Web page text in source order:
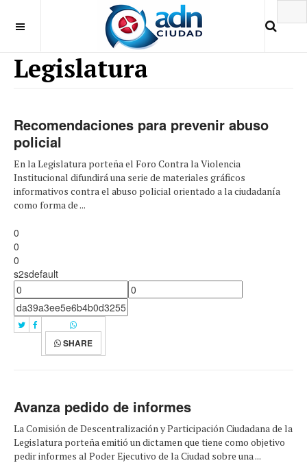
Legislatura
Recomendaciones para prevenir abuso
policial
En la Legislatura porteña el Foro Contra la Violencia
Institucional difundirá una serie de materiales gráficos
informativos contra el abuso policial orientado a la ciudadanía
como forma de ...
0
0
0
s2sdefault
SHARE
Avanza pedido de informes
La Comisión de Descentralización y Participación Ciudadana de la
Legislatura porteña emitió un dictamen que tiene como objetivo
pedir informes al Poder Ejecutivo de la Ciudad sobre una ...